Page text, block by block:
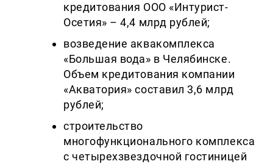
кредитования ООО «Интурист-
Осетия» – 4,4 млрд рублей;
возведение аквакомплекса
«Большая вода» в Челябинске.
Объем кредитования компании
«Акватория» составил 3,6 млрд
рублей;
строительство
многофункционального комплекса
с четырехзвездочной гостиницей